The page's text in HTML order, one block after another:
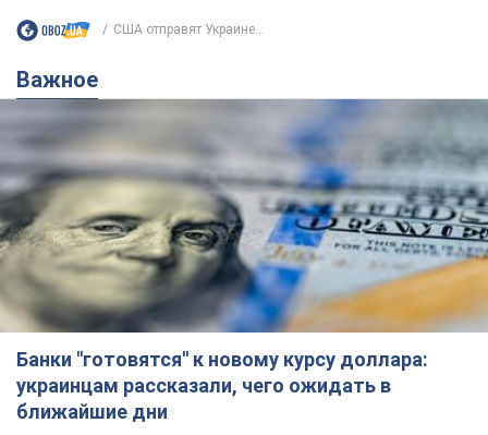
США отправят Украине...
Важное
Банки "готовятся" к новому курсу доллара:
украинцам рассказали, чего ожидать в
ближайшие дни